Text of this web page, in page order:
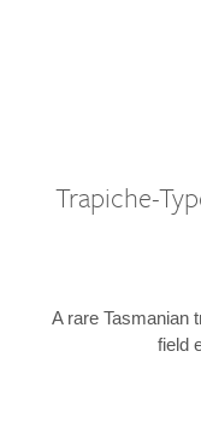
Trapiche-
A rare Tasmanian
field